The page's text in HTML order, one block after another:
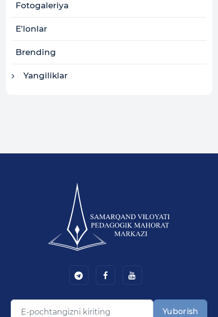
Fotogaleriya
E’lonlar
Brending
Yangiliklar
Yuborish